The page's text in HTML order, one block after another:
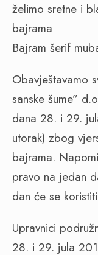
želimo sretne i
bajrama
Bajram šerif
Obavještavamo
sanske šume”
dana 28. i 29.
utorak) zbog
bajrama.
pravo na jedan
dan će se
Upravnici
28. i 29. jula